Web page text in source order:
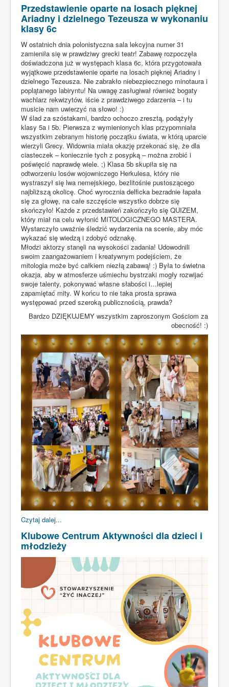
Przedstawienie oparte na losach pięknej
Ariadny i dzielnego Tezeusza w wykonaniu
klasy 6c
W ostatnich dnia polonistyczna sala lekcyjna numer 31
zamieniła się w prawdziwy grecki teatr! Zabawę rozpoczęła
doświadczona już w występach klasa 6c, która przygotowała
wyjątkowe przedstawienie oparte na losach pięknej Ariadny i
dzielnego Tezeusza. Nie zabrakło niebezpiecznego minotaura i
poplątanego labiryntu! Na uwagę zasługiwał również bogaty
wachlarz rekwizytów, iście z prawdziwego zdarzenia – i tu
musicie nam uwierzyć na słowo! :)
W ślad za szóstakami, bardzo ochoczo zresztą, podążyły
klasy 5a i 5b. Pierwsza z wymienionych klas przypomniała
wszystkim zebranym historię początku świata, w którą uparcie
wierzyli Grecy. Widownia miała okazję przekonać się, że dla
ciasteczek – koniecznie tych z posypką – można zrobić i
poświęcić naprawdę wiele. ;) Klasa 5b skupiła się na
odtworzeniu losów wojowniczego Herkulesa, który nie
wystraszył się lwa nemejskiego, bezlitośnie pustoszącego
najbliższą okolicę. Choć wyrocznia delficka bezradnie łapała
się za głowę, na całe szczęście wszystko dobrze się
skończyło! Każde z przedstawień zakończyło się QUIZEM,
który miał na celu wyłonić MITOLOGICZNEGO MASTERA.
Wystarczyło uważnie śledzić wydarzenia na scenie, aby móc
wykazać się wiedzą i zdobyć odznakę.
Młodzi aktorzy stanęli na wysokości zadania! Udowodnili
swoim zaangażowaniem i kreatywnym podejściem, że
mitologia może być całkiem niezłą zabawą! :) Była to świetna
okazja, aby w atmosferze uśmiechu bystrzaki mogły rozwijać
swoje talenty, pokonywać własne słabości i…lepiej
zapamiętać mity. W końcu to nie taka prosta sprawa
występować przed szeroką publicznością, prawda?
Bardzo DZIĘKUJEMY wszystkim zaproszonym Gościom za
obecność! :)
Czytaj dalej...
Klubowe Centrum Aktywności dla dzieci i
młodzieży